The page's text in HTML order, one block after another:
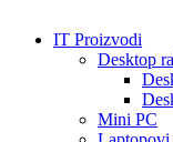
IT Proizvodi
Desktop
Mini PC